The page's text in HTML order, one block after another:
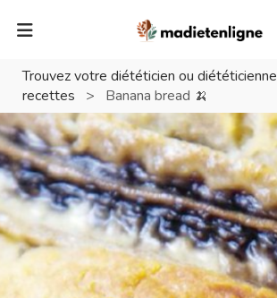
Trouvez votre diététicien ou diététicienne
recettes
> Banana bread 🍌